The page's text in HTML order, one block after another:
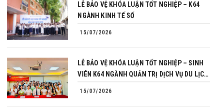
LỄ BẢO VỆ KHÓA LUẬN TỐT NGHIỆP – K64
NGÀNH KINH TẾ SỐ
15/07/2026
LỄ BẢO VỆ KHÓA LUẬN TỐT NGHIỆP – SINH
VIÊN K64 NGÀNH QUẢN TRỊ DỊCH VỤ DU LỊCH
15/07/2026